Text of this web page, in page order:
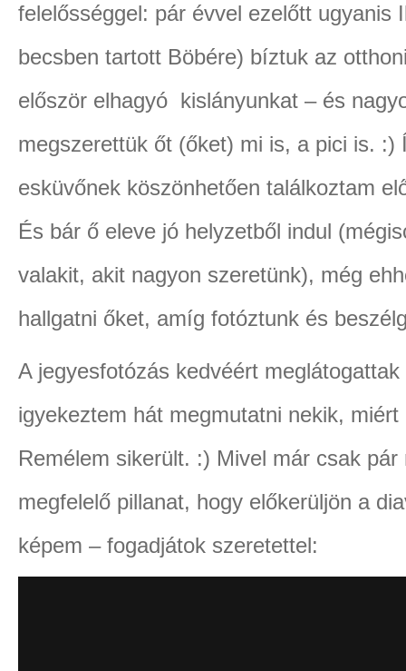
felelősséggel: pár évvel ezelőtt ugyanis
becsben tartott Böbére) bíztuk az
először elhagyó kislányunkat – és
megszerettük őt (őket) mi is, a pici is. :)
esküvőnek köszönhetően találkoztam
És bár ő eleve jó helyzetből indul
valakit, akit nagyon szeretünk), még
hallgatni őket, amíg fotóztunk és
A jegyesfotózás kedvéért
igyekeztem hát megmutatni nekik,
Remélem sikerült. :) Mivel már csak
megfelelő pillanat, hogy előkerüljön a
képem – fogadjátok szeretettel: